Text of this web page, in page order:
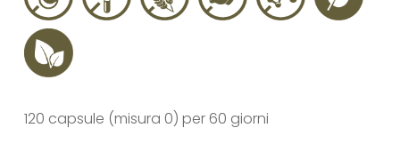
120 capsule (misura 0) per 60 giorni